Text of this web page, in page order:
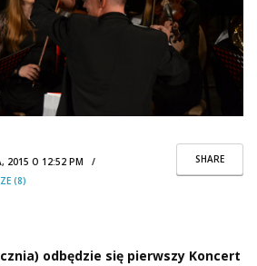
SHARE
2015 O 12:52 PM /
(8)
odbędzie się pierwszy Koncert